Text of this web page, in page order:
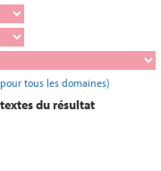
tous les domaines)
du résultat